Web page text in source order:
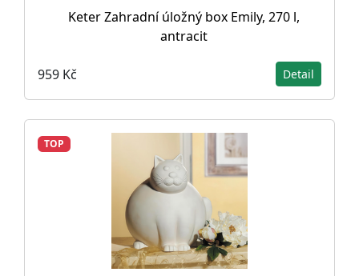
Keter Zahradní úložný box Emily, 270 l,
antracit
959 Kč Detail
TOP